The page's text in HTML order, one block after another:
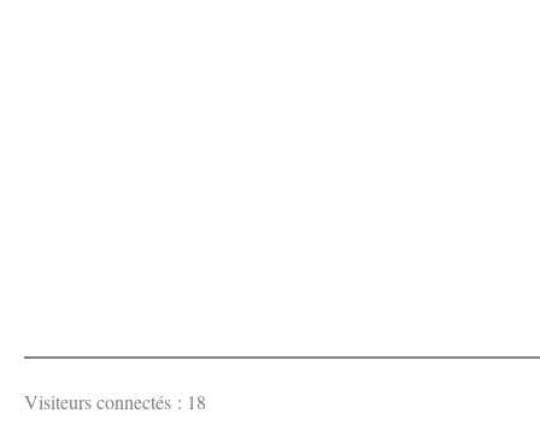
Visiteurs connectés : 18